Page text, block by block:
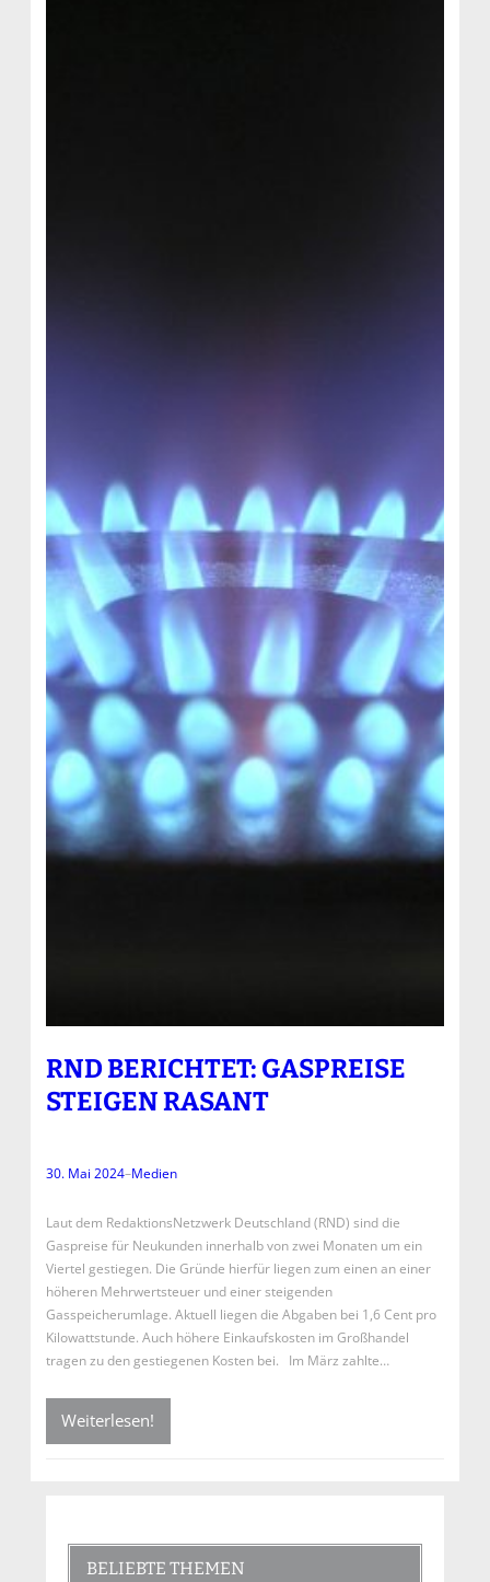
RND BERICHTET: GASPREISE
STEIGEN RASANT
30. Mai 2024–Medien
Laut dem RedaktionsNetzwerk Deutschland (RND) sind die
Gaspreise für Neukunden innerhalb von zwei Monaten um ein
Viertel gestiegen. Die Gründe hierfür liegen zum einen an einer
höheren Mehrwertsteuer und einer steigenden
Gasspeicherumlage. Aktuell liegen die Abgaben bei 1,6 Cent pro
Kilowattstunde. Auch höhere Einkaufskosten im Großhandel
tragen zu den gestiegenen Kosten bei. Im März zahlte…
Weiterlesen!
BELIEBTE THEMEN